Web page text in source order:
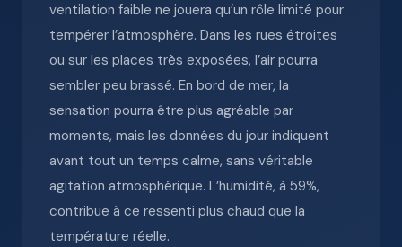
ventilation faible ne jouera qu’un rôle limité pour
tempérer l’atmosphère. Dans les rues étroites
ou sur les places très exposées, l’air pourra
sembler peu brassé. En bord de mer, la
sensation pourra être plus agréable par
moments, mais les données du jour indiquent
avant tout un temps calme, sans véritable
agitation atmosphérique. L’humidité, à 59%,
contribue à ce ressenti plus chaud que la
température réelle.